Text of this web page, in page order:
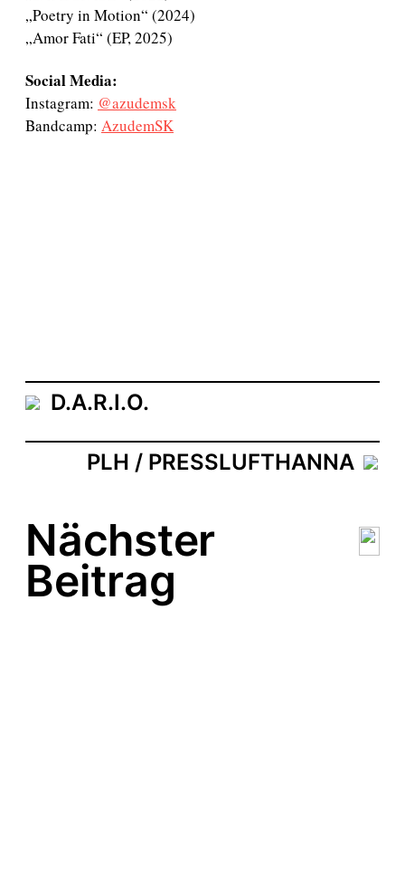
„Poetry in Motion“ (2024)
„Amor Fati“ (EP, 2025)
Social Media:
Instagram: @azudemsk
Bandcamp: AzudemSK
D.A.R.I.O.
PLH / PRESSLUFTHANNA
Nächster
Beitrag